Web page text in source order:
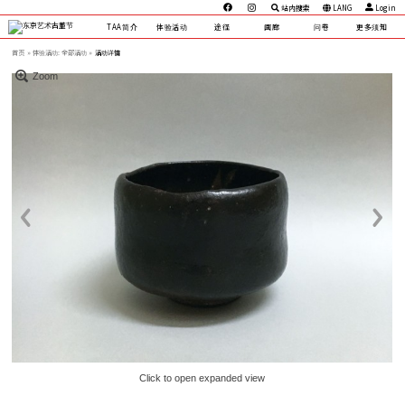
站内搜索 LANG
Login
TAA简介
体验活动 途径 画廊 问卷 更多须知
首页 体验活动:全部活动 » 活动详情
Zoom
Click to open expanded view